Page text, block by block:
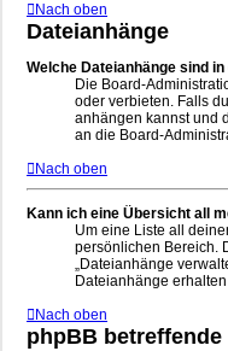
Nach oben
Dateianhänge
Welche Dateianhänge sind
Die Board-
oder verbieten. Falls
anhängen kannst und
an die Board-
Nach oben
Kann ich eine Übersicht all
Um eine Liste all
persönlichen Bereich.
„Dateianhänge
Dateianhänge
Nach oben
phpBB betreffende